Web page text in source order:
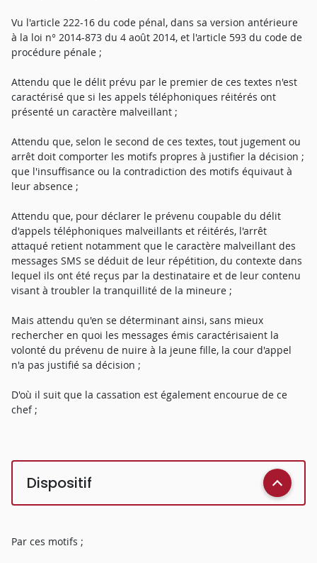
Vu l'article 222-16 du code pénal, dans sa version antérieure
à la loi n° 2014-873 du 4 août 2014, et l'article 593 du code de
procédure pénale ;
Attendu que le délit prévu par le premier de ces textes n'est
caractérisé que si les appels téléphoniques réitérés ont
présenté un caractère malveillant ;
Attendu que, selon le second de ces textes, tout jugement ou
arrêt doit comporter les motifs propres à justifier la décision ;
que l'insuffisance ou la contradiction des motifs équivaut à
leur absence ;
Attendu que, pour déclarer le prévenu coupable du délit
d'appels téléphoniques malveillants et réitérés, l'arrêt
attaqué retient notamment que le caractère malveillant des
messages SMS se déduit de leur répétition, du contexte dans
lequel ils ont été reçus par la destinataire et de leur contenu
visant à troubler la tranquillité de la mineure ;
Mais attendu qu'en se déterminant ainsi, sans mieux
rechercher en quoi les messages émis caractérisaient la
volonté du prévenu de nuire à la jeune fille, la cour d'appel
n'a pas justifié sa décision ;
D'où il suit que la cassation est également encourue de ce
chef ;
Dispositif
Par ces motifs ;